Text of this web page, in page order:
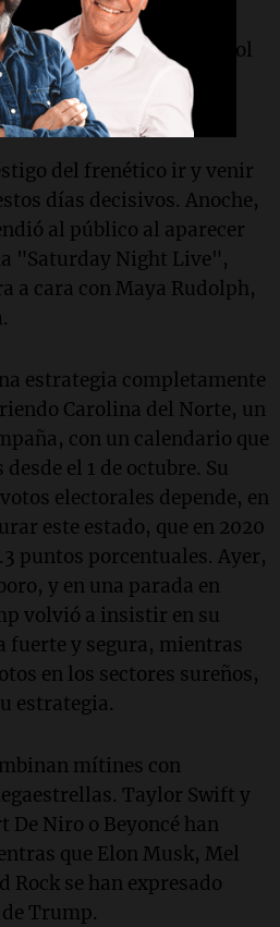
que consideran
fronteriza y un control
que Trump
del frenético ir y venir
días decisivos. Anoche,
al público al aparecer
"Saturday Night Live",
a cara con Maya Rudolph,
estrategia completamente
Carolina del Norte, un
con un calendario que
el 1 de octubre. Su
electorales depende, en
este estado, que en 2020
puntos porcentuales. Ayer,
y en una parada en
volvió a insistir en su
fuerte y segura, mientras
en los sectores sureños,
estrategia.
mítines con
Taylor Swift y
De Niro o Beyoncé han
que Elon Musk, Mel
Rock se han expresado
Trump.